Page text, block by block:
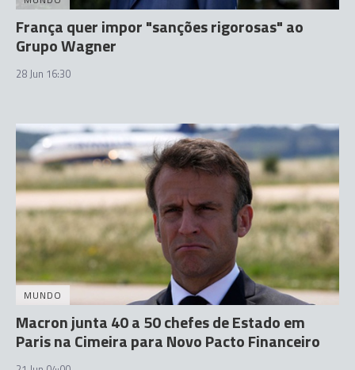
França quer impor "sanções rigorosas" ao
Grupo Wagner
28 Jun 16:30
MUNDO
Macron junta 40 a 50 chefes de Estado em
Paris na Cimeira para Novo Pacto Financeiro